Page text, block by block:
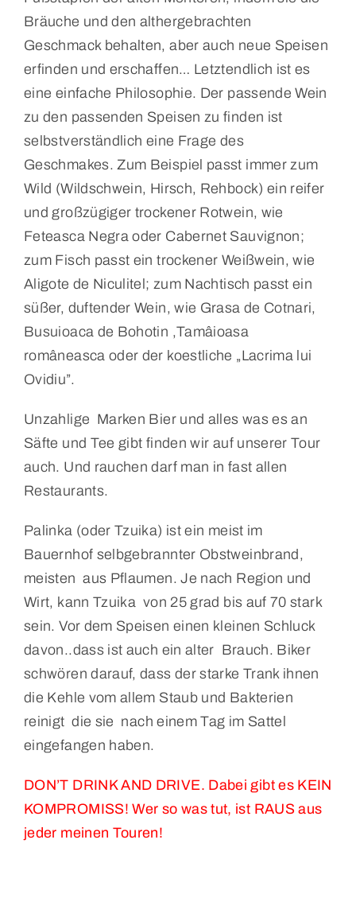
Bräuche und den althergebrachten
Geschmack behalten, aber auch neue Speisen
erfinden und erschaffen… Letztendlich ist es
eine einfache Philosophie. Der passende Wein
zu den passenden Speisen zu finden ist
selbstverständlich eine Frage des
Geschmakes. Zum Beispiel passt immer zum
Wild (Wildschwein, Hirsch, Rehbock) ein reifer
und großzügiger trockener Rotwein, wie
Feteasca Negra oder Cabernet Sauvignon;
zum Fisch passt ein trockener Weißwein, wie
Aligote de Niculitel; zum Nachtisch passt ein
süßer, duftender Wein, wie Grasa de Cotnari,
Busuioaca de Bohotin ,Tamâioasa
româneasca oder der koestliche „Lacrima lui
Ovidiu”.
Unzahlige Marken Bier und alles was es an
Säfte und Tee gibt finden wir auf unserer Tour
auch. Und rauchen darf man in fast allen
Restaurants.
Palinka (oder Tzuika) ist ein meist im
Bauernhof selbgebrannter Obstweinbrand,
meisten aus Pflaumen. Je nach Region und
Wirt, kann Tzuika von 25 grad bis auf 70 stark
sein. Vor dem Speisen einen kleinen Schluck
davon..dass ist auch ein alter Brauch. Biker
schwören darauf, dass der starke Trank ihnen
die Kehle vom allem Staub und Bakterien
reinigt die sie nach einem Tag im Sattel
eingefangen haben.
DON’T DRINK AND DRIVE. Dabei gibt es KEIN
KOMPROMISS! Wer so was tut, ist RAUS aus
jeder meinen Touren!